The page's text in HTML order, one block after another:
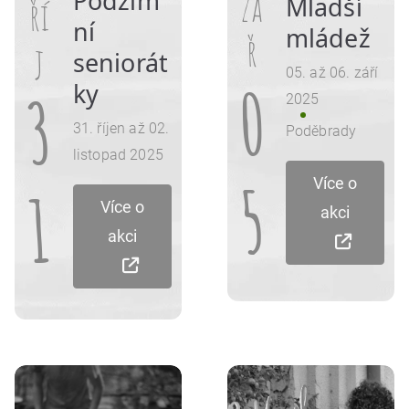
ří
j
3
1
ní
seniorát
ky
31. říjen až 02.
listopad 2025
Více o
ř
0
5
mládež
05. až 06. září
2025
Poděbrady
Více o